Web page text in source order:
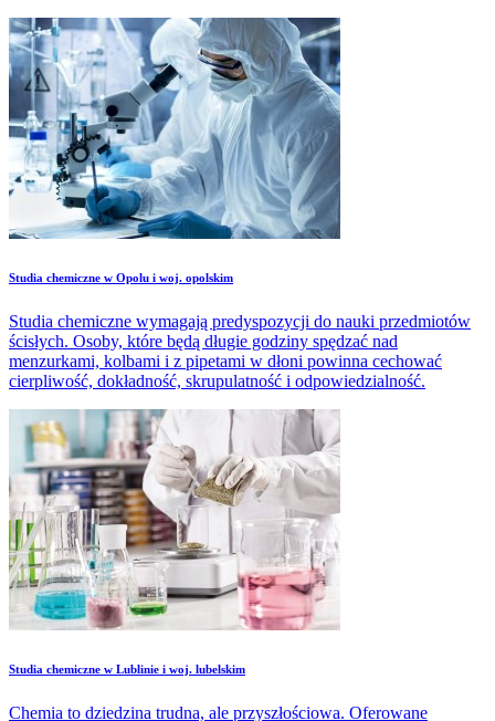
Studia chemiczne w Opolu i woj. opolskim
Studia chemiczne wymagają predyspozycji do nauki przedmiotów
ścisłych. Osoby, które będą długie godziny spędzać nad
menzurkami, kolbami i z pipetami w dłoni powinna cechować
cierpliwość, dokładność, skrupulatność i odpowiedzialność.
Studia chemiczne w Lublinie i woj. lubelskim
Chemia to dziedzina trudna, ale przyszłościowa. Oferowane